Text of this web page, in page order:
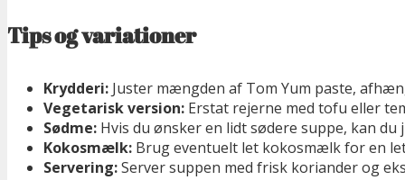
Tips og variationer
Krydderi: Juster mængden af Tom Yum paste,
Vegetarisk version: Erstat rejerne med tofu eller
Sødme: Hvis du ønsker en lidt sødere suppe, kan
Kokosmælk: Brug eventuelt let kokosmælk for en
Servering:Server suppen med frisk koriander og